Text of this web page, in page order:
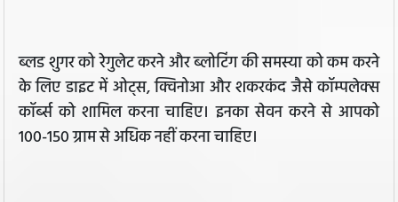
ब्लड शुगर को रेगुलेट करने और ब्लोटिंग की समस्या को कम करने
के लिए डाइट में ओट्स, क्विनोआ और शकरकंद जैसे कॉम्पलेक्स
कॉर्ब्स को शामिल करना चाहिए। इनका सेवन करने से आपको
100-150 ग्राम से अधिक नहीं करना चाहिए।